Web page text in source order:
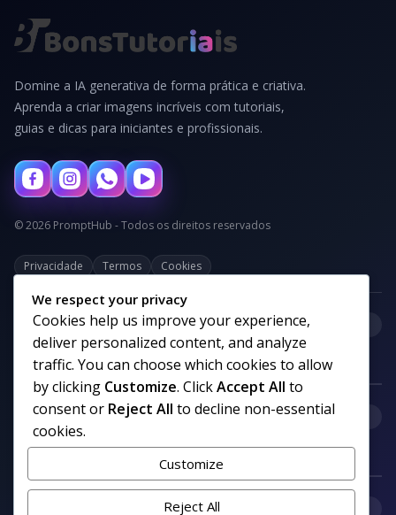
Domine a IA generativa de forma prática e criativa.
Aprenda a criar imagens incríveis com tutoriais,
guias e dicas para iniciantes e profissionais.
© 2026 PromptHub - Todos os direitos reservados
Privacidade Termos Cookies
Categorias
Links uteis
We respect your privacy
Cookies help us improve your experience,
deliver personalized content, and analyze
traffic. You can choose which cookies to allow
by clicking Customize. ClickAccept All to
consent or Reject All to decline non-essential
cookies.
Customize
Reject All